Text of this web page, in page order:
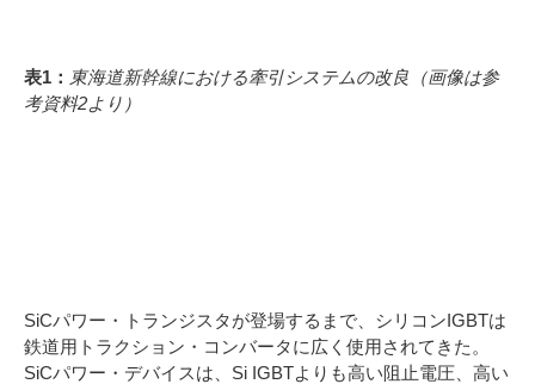
表1： 東海道新幹線における牽引システムの改良（画像は参
考資料2より）
SiCパワー・トランジスタが登場するまで、シリコンIGBTは
鉄道用トラクション・コンバータに広く使用されてきた。
SiCパワー・デバイスは、Si IGBTよりも高い阻止電圧、高い